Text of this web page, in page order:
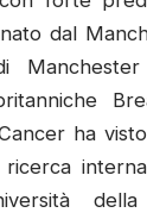
dal
ha